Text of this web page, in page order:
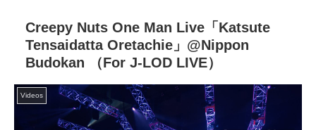
Creepy Nuts One Man Live「Katsute
Tensaidatta Oretachie」@Nippon
Budokan （For J-LOD LIVE）
Videos